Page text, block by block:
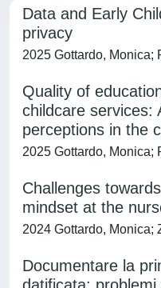
Data and Early
privacy
2025 Gottardo, Monica;
Quality of
childcare services:
perceptions in the
2025 Gottardo, Monica;
Challenges
mindset at the
2024 Gottardo, Monica;
Documentare la